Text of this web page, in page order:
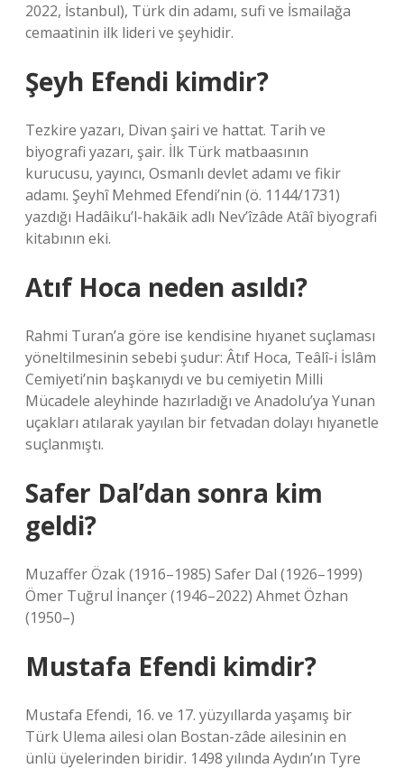
2022, İstanbul), Türk din adamı, sufi ve İsmailağa
cemaatinin ilk lideri ve şeyhidir.
Şeyh Efendi kimdir?
Tezkire yazarı, Divan şairi ve hattat. Tarih ve
biyografi yazarı, şair. İlk Türk matbaasının
kurucusu, yayıncı, Osmanlı devlet adamı ve fikir
adamı. Şeyhî Mehmed Efendi’nin (ö. 1144/1731)
yazdığı Hadâiku’l-hakāik adlı Nev’îzâde Atâî biyografi
kitabının eki.
Atıf Hoca neden asıldı?
Rahmi Turan’a göre ise kendisine hıyanet suçlaması
yöneltilmesinin sebebi şudur: Âtıf Hoca, Teâlî-i İslâm
Cemiyeti’nin başkanıydı ve bu cemiyetin Milli
Mücadele aleyhinde hazırladığı ve Anadolu’ya Yunan
uçakları atılarak yayılan bir fetvadan dolayı hıyanetle
suçlanmıştı.
Safer Dal’dan sonra kim
geldi?
Muzaffer Özak (1916–1985) Safer Dal (1926–1999)
Ömer Tuğrul İnançer (1946–2022) Ahmet Özhan
(1950–)
Mustafa Efendi kimdir?
Mustafa Efendi, 16. ve 17. yüzyıllarda yaşamış bir
Türk Ulema ailesi olan Bostan-zâde ailesinin en
ünlü üyelerinden biridir. 1498 yılında Aydın’ın Tyre